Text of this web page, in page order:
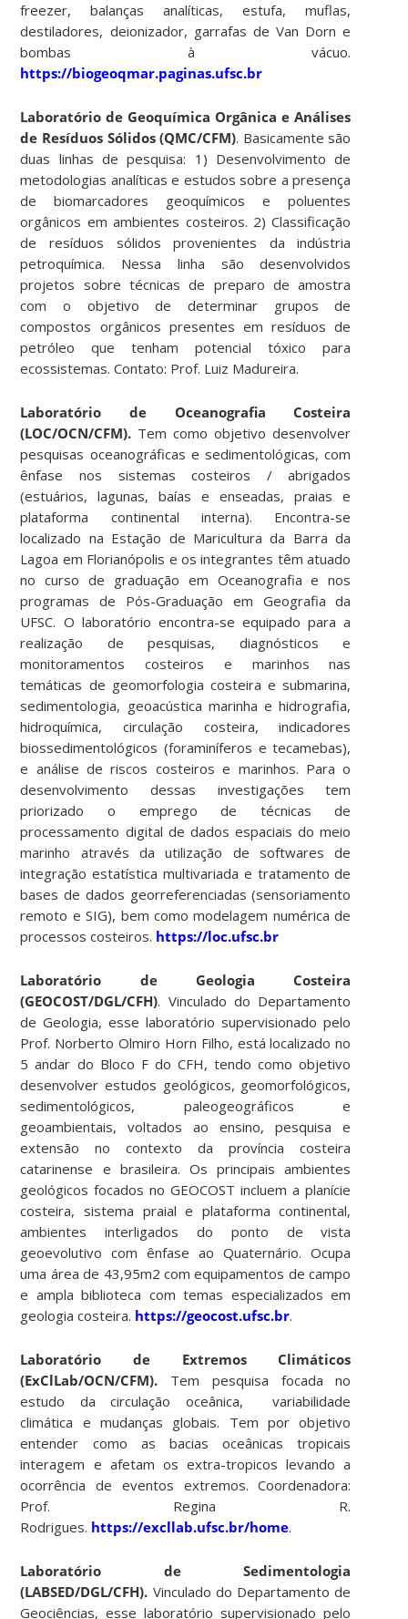
freezer, balanças analíticas, estufa, muflas,
destiladores, deionizador, garrafas de Van Dorn e
bombas à vácuo.
https://biogeoqmar.paginas.ufsc.br
Laboratório de Geoquímica Orgânica e Análises
de Resíduos Sólidos (QMC/CFM). Basicamente são
duas linhas de pesquisa: 1) Desenvolvimento de
metodologias analíticas e estudos sobre a presença
de biomarcadores geoquímicos e poluentes
orgânicos em ambientes costeiros. 2) Classificação
de resíduos sólidos provenientes da indústria
petroquímica. Nessa linha são desenvolvidos
projetos sobre técnicas de preparo de amostra
com o objetivo de determinar grupos de
compostos orgânicos presentes em resíduos de
petróleo que tenham potencial tóxico para
ecossistemas. Contato: Prof. Luiz Madureira.
Laboratório de Oceanografia Costeira
(LOC/OCN/CFM). Tem como objetivo desenvolver
pesquisas oceanográficas e sedimentológicas, com
ênfase nos sistemas costeiros / abrigados
(estuários, lagunas, baías e enseadas, praias e
plataforma continental interna). Encontra-se
localizado na Estação de Maricultura da Barra da
Lagoa em Florianópolis e os integrantes têm atuado
no curso de graduação em Oceanografia e nos
programas de Pós-Graduação em Geografia da
UFSC. O laboratório encontra-se equipado para a
realização de pesquisas, diagnósticos e
monitoramentos costeiros e marinhos nas
temáticas de geomorfologia costeira e submarina,
sedimentologia, geoacústica marinha e hidrografia,
hidroquímica, circulação costeira, indicadores
biossedimentológicos (foraminíferos e tecamebas),
e análise de riscos costeiros e marinhos. Para o
desenvolvimento dessas investigações tem
priorizado o emprego de técnicas de
processamento digital de dados espaciais do meio
marinho através da utilização de softwares de
integração estatística multivariada e tratamento de
bases de dados georreferenciadas (sensoriamento
remoto e SIG), bem como modelagem numérica de
processos costeiros. https://loc.ufsc.br
Laboratório de Geologia Costeira
(GEOCOST/DGL/CFH). Vinculado do Departamento
de Geologia, esse laboratório supervisionado pelo
Prof. Norberto Olmiro Horn Filho, está localizado no
5 andar do Bloco F do CFH, tendo como objetivo
desenvolver estudos geológicos, geomorfológicos,
sedimentológicos, paleogeográficos e
geoambientais, voltados ao ensino, pesquisa e
extensão no contexto da província costeira
catarinense e brasileira. Os principais ambientes
geológicos focados no GEOCOST incluem a planície
costeira, sistema praial e plataforma continental,
ambientes interligados do ponto de vista
geoevolutivo com ênfase ao Quaternário. Ocupa
uma área de 43,95m2 com equipamentos de campo
e ampla biblioteca com temas especializados em
geologia costeira. https://geocost.ufsc.br.
Laboratório de Extremos Climáticos
(ExClLab/OCN/CFM). Tem pesquisa focada no
estudo da circulação oceânica, variabilidade
climática e mudanças globais. Tem por objetivo
entender como as bacias oceânicas tropicais
interagem e afetam os extra-tropicos levando a
ocorrência de eventos extremos. Coordenadora:
Prof. Regina R.
Rodrigues. https://excllab.ufsc.br/home.
Laboratório de Sedimentologia
(LABSED/DGL/CFH). Vinculado do Departamento de
Geociências, esse laboratório supervisionado pelo